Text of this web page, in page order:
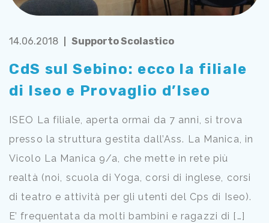
14.06.2018 Supporto Scolastico
CdS sul Sebino: ecco la filiale
di Iseo e Provaglio d’Iseo
ISEO La filiale, aperta ormai da 7 anni, si trova
presso la struttura gestita dall’Ass. La Manica, in
Vicolo La Manica 9/a, che mette in rete più
realtà (noi, scuola di Yoga, corsi di inglese, corsi
di teatro e attività per gli utenti del Cps di Iseo).
E’ frequentata da molti bambini e ragazzi di […]